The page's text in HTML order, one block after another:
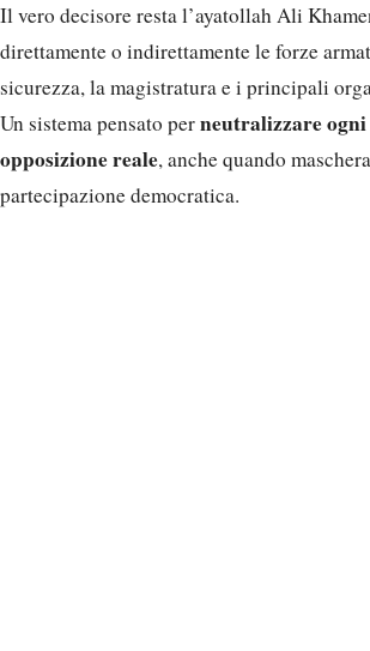
Il vero decisore resta l’ayatollah Ali
direttamente o indirettamente le forze
sicurezza, la magistratura e i principali
Un sistema pensato perneutralizzare
opposizione reale, anche quando
partecipazione democratica.